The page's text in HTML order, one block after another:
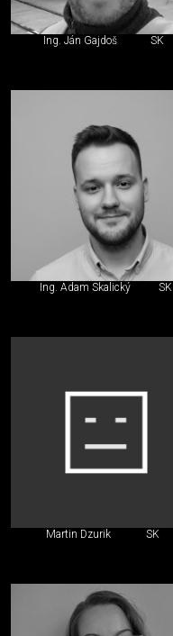
Ing. Ján Gajdoš SK
Ing. Adam Skalický SK
Martin Dzurik SK